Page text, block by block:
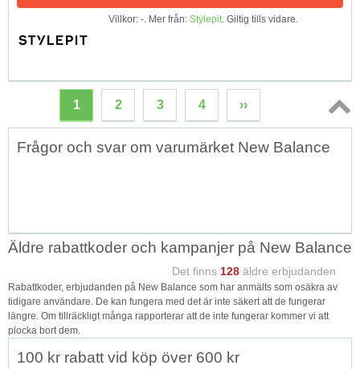
Villkor: -. Mer från: Stylepit. Giltig tills vidare.
1 2 3 4 ››
Topp
Frågor och svar om varumärket New Balance
Äldre rabattkoder och kampanjer på New Balance
Det finns 128 äldre erbjudanden
Rabattkoder, erbjudanden på New Balance som har anmälts som osäkra av
tidigare användare. De kan fungera med det är inte säkert att de fungerar
längre. Om tillräckligt många rapporterar att de inte fungerar kommer vi att
plocka bort dem.
100 kr rabatt vid köp över 600 kr